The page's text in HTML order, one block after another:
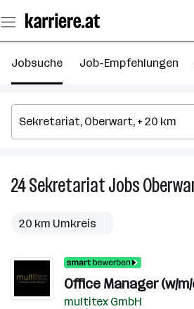
Seiteninhalt
springen
Jobsuche Job-Empfehlungen
24SekretariatJobs
20 km Umkreis
Office Manager (w/
multitex GmbH